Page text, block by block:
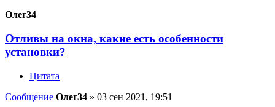
Олег34
Отливы на окна, какие есть особенности
установки?
Цитата
Сообщение Олег34 » 03 сен 2021, 19:51